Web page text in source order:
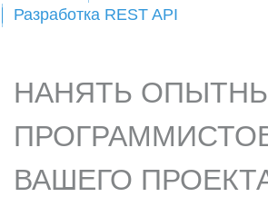
Разработка REST API
НАНЯТЬ
ВАШЕГО